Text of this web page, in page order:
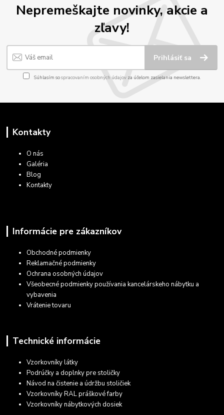
Nepremeškajte novinky, akcie a
zľavy!
Prihlásiť sa
Súhlasím sospracovaním osobných údajov za účelom zasielania newslettera.
Kontakty
O nás
Galéria
Blog
Kontakty
Informácie pre zákazníkov
Obchodné podmienky
Reklamačné podmienky
Ochrana osobných údajov
Všeobecné podmienky používania kancelárskeho nábytku a
vybavenia
Vrátenie tovaru
Technické informácie
Vzorkovníky látky
Podrúčky a doplnky pre stoličky
Návod na čistenie a údržbu stoličiek
Vzorkovníky RAL práškové farby
Vzorkovníky nábytkových dosiek